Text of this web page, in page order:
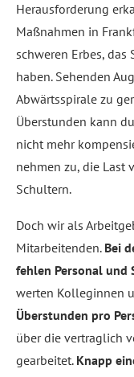
Herausforderung
Maßnahmen in
schweren Erbes,
haben. Sehenden
Abwärtsspirale zu
Überstunden kann
nicht mehr
nehmen zu, die Last
Schultern.
Doch wir als
Mitarbeitenden. Bei
fehlen Personal und
werten Kolleginnen
Überstunden pro
über die vertraglich
gearbeitet. Knapp